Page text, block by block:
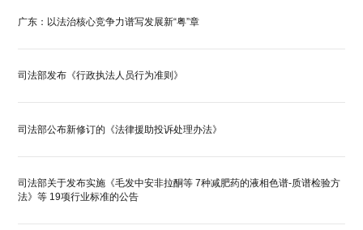
广东：以法治核心竞争力谱写发展新“粤”章
司法部发布《行政执法人员行为准则》
司法部公布新修订的《法律援助投诉处理办法》
司法部关于发布实施《毛发中安非拉酮等 7种减肥药的液相色谱-质谱检验方
法》等 19项行业标准的公告